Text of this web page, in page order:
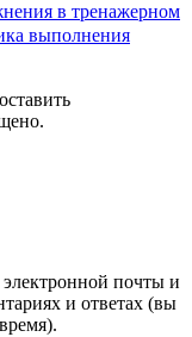
в тренажерном
выполнения
почты и
и ответах (вы